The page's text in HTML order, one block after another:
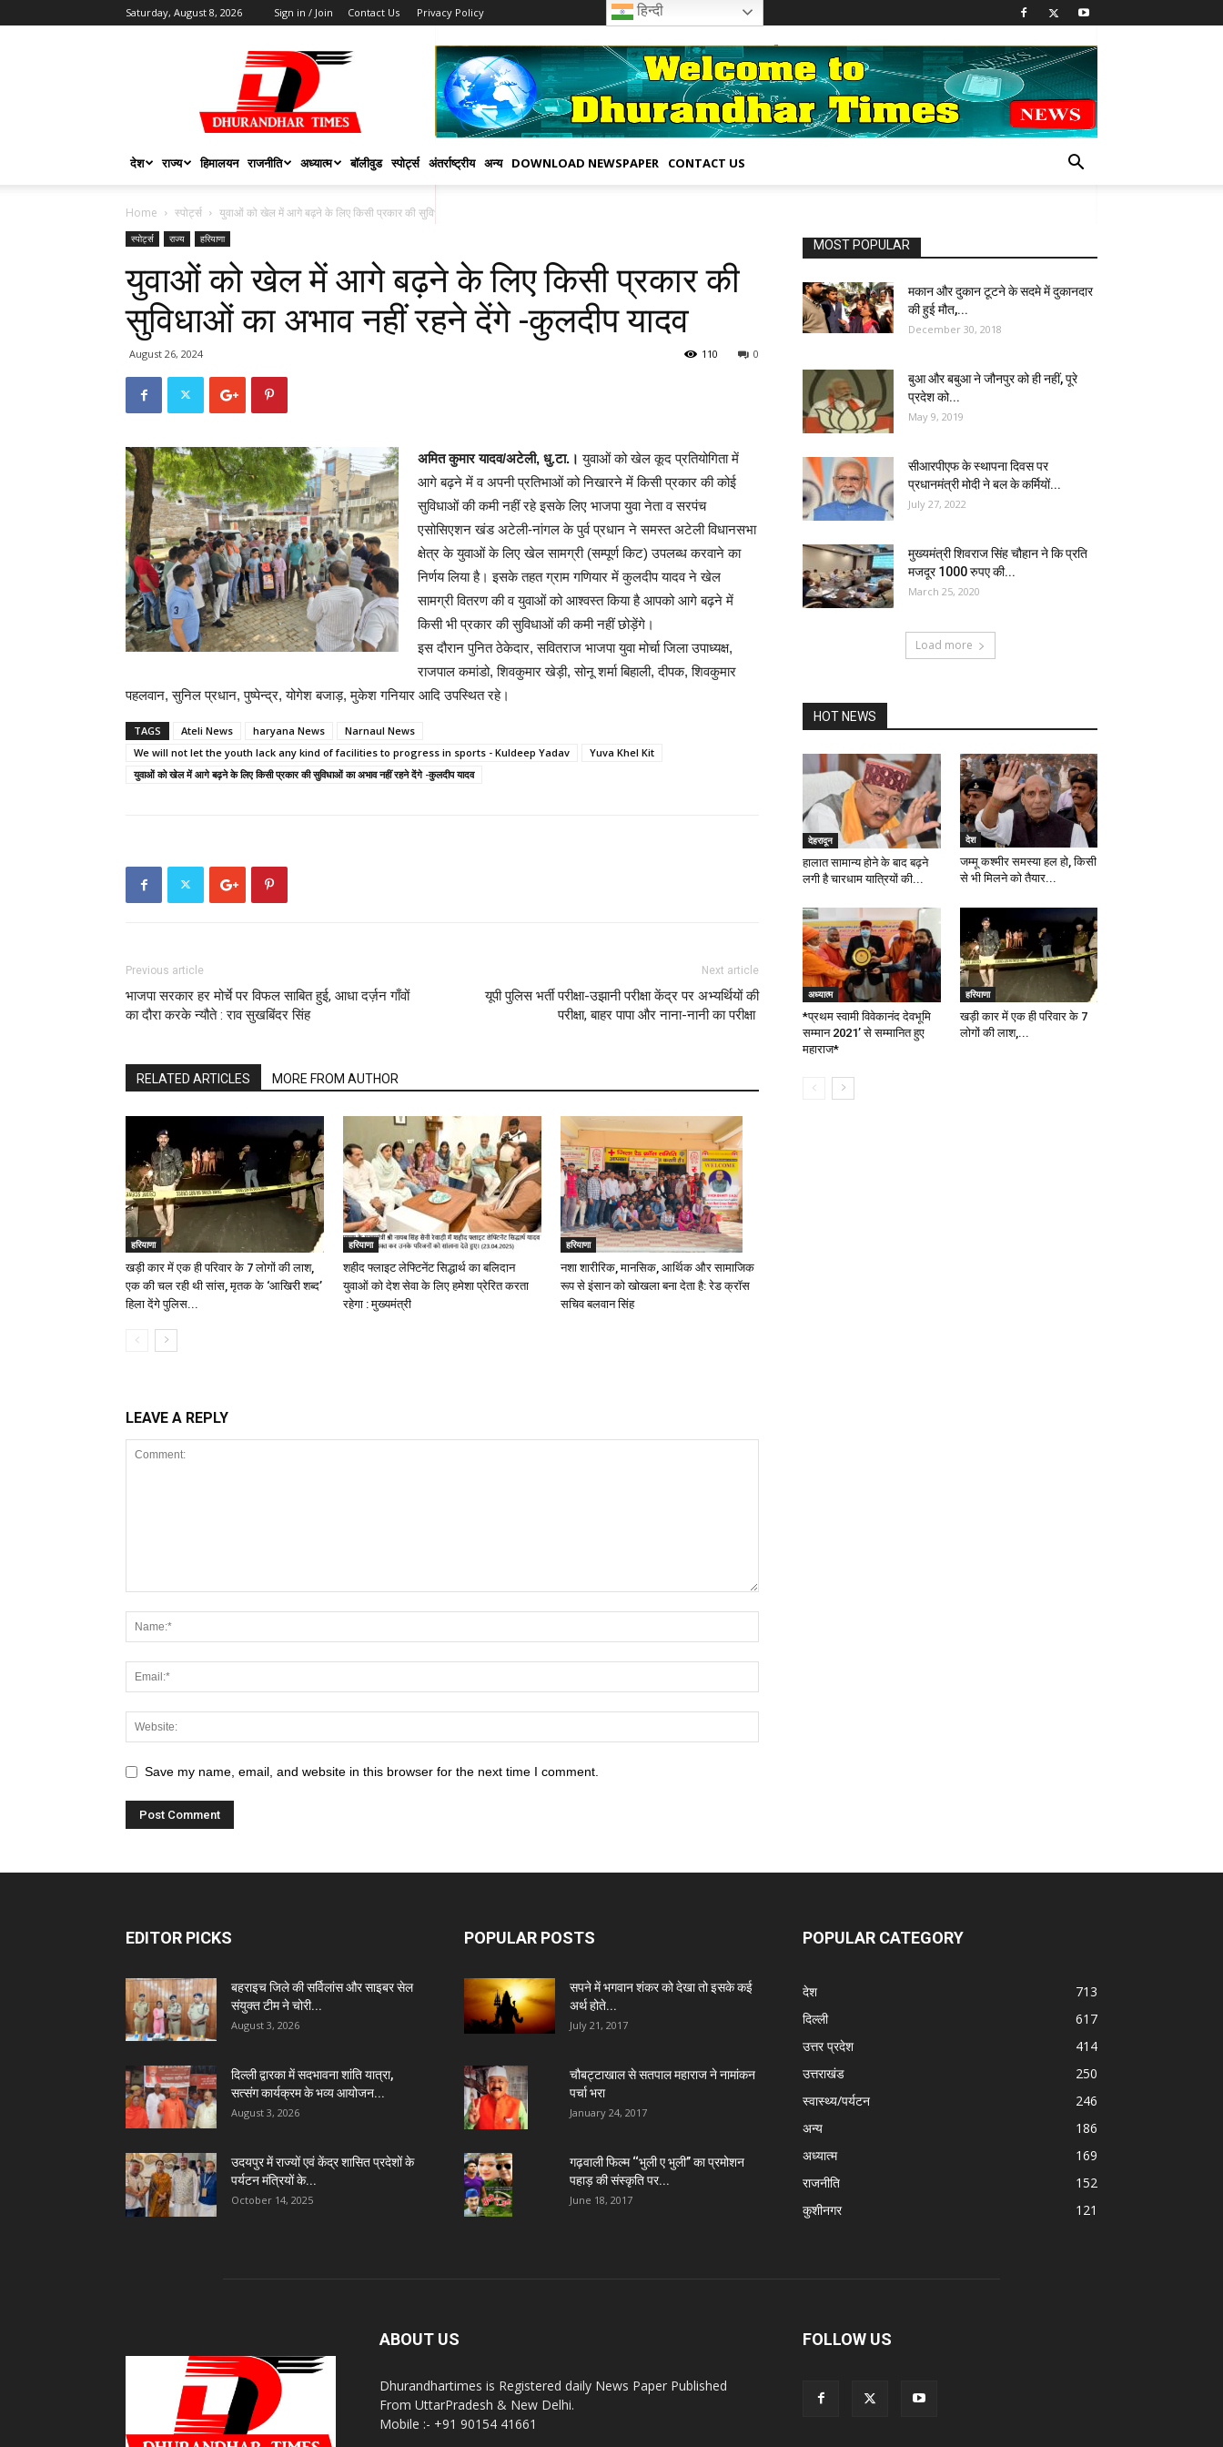
Saturday, August 8, 2026 Sign in / Join Contact Us Privacy Policy हिन्दी
DHURANDHAR
TIMES
देश राज्य हिमालयन राजनीति अध्यात्म बॉलीवुड स्पोर्ट्स अंतर्राष्ट्रीय अन्य DOWNLOAD NEWSPAPER CONTACT US
Home स्पोर्ट्स युवाओं को खेल में आगे बढ़ने के लिए किसी प्रकार की सुविधाओं...
स्पोर्ट्स राज्य हरियाणा
युवाओं को खेल में आगे बढ़ने के लिए किसी प्रकार की
सुविधाओं का अभाव नहीं रहने देंगे -कुलदीप यादव
August 26, 2024 0
110
अमित कुमार यादव/अटेली, धु.टा.। युवाओं को खेल कूद प्रतियोगिता में
आगे बढ़ने में व अपनी प्रतिभाओं को निखारने में किसी प्रकार की कोई
सुविधाओं की कमी नहीं रहे इसके लिए भाजपा युवा नेता व सरपंच
एसोसिएशन खंड अटेली-नांगल के पुर्व प्रधान ने समस्त अटेली विधानसभा
क्षेत्र के युवाओं के लिए खेल सामग्री (सम्पूर्ण किट) उपलब्ध करवाने का
निर्णय लिया है। इसके तहत ग्राम गणियार में कुलदीप यादव ने खेल
सामग्री वितरण की व युवाओं को आश्वस्त किया है आपको आगे बढ़ने में
किसी भी प्रकार की सुविधाओं की कमी नहीं छोड़ेंगे।
इस दौरान पुनित ठेकेदार, सवितराज भाजपा युवा मोर्चा जिला उपाध्यक्ष,
राजपाल कमांडो, शिवकुमार खेड़ी, सोनू शर्मा बिहाली, दीपक, शिवकुमार
पहलवान, सुनिल प्रधान, पुष्पेन्द्र, योगेश बजाड़, मुकेश गनियार आदि उपस्थित रहे।
TAGS Ateli News haryana News
Narnaul News
We will not let the youth lack any kind of facilities to progress in sports - Kuldeep Yadav
Yuva Khel Kit
युवाओं को खेल में आगे बढ़ने के लिए किसी प्रकार की सुविधाओं का अभाव नहीं रहने देंगे -कुलदीप यादव
Previous article
भाजपा सरकार हर मोर्चे पर विफल साबित हुई, आधा दर्ज़न गाँवों
का दौरा करके न्यौते : राव सुखबिंदर सिंह
Next article
यूपी पुलिस भर्ती परीक्षा-उझानी परीक्षा केंद्र पर अभ्यर्थियों की
परीक्षा, बाहर पापा और नाना-नानी का परीक्षा
RELATED ARTICLES MORE FROM AUTHOR
हरियाणा
खड़ी कार में एक ही परिवार के 7 लोगों की लाश,
एक की चल रही थी सांस, मृतक के ‘आखिरी शब्द’
हिला देंगे पुलिस...
हरियाणा
शहीद फ्लाइट लेफ्टिनेंट सिद्धार्थ का बलिदान
युवाओं को देश सेवा के लिए हमेशा प्रेरित करता
रहेगा : मुख्यमंत्री
हरियाणा
नशा शारीरिक, मानसिक, आर्थिक और सामाजिक
रूप से इंसान को खोखला बना देता है: रेड क्रॉस
सचिव बलवान सिंह
LEAVE A REPLY
Save my name, email, and website in this browser for the next time I comment.
MOST POPULAR
मकान और दुकान टूटने के सदमे में दुकानदार
की हुई मौत,...
December 30, 2018
बुआ और बबुआ ने जौनपुर को ही नहीं, पूरे
प्रदेश को...
May 9, 2019
सीआरपीएफ के स्थापना दिवस पर
प्रधानमंत्री मोदी ने बल के कर्मियों...
July 27, 2022
मुख्यमंत्री शिवराज सिंह चौहान ने कि प्रति
मजदूर 1000 रुपए की...
March 25, 2020
Load more
HOT NEWS
देहरादून
हालात सामान्य होने के बाद बढ़ने
लगी है चारधाम यात्रियों की...
देश
जम्मू कश्मीर समस्या हल हो, किसी
से भी मिलने को तैयार...
अध्यात्म
*प्रथम स्वामी विवेकानंद देवभूमि
सम्मान 2021’ से सम्मानित हुए
महाराज*
हरियाणा
खड़ी कार में एक ही परिवार के 7
लोगों की लाश,...
EDITOR PICKS
बहराइच जिले की सर्विलांस और साइबर सेल
संयुक्त टीम ने चोरी...
August 3, 2026
दिल्ली द्वारका में सदभावना शांति यात्रा,
सत्संग कार्यक्रम के भव्य आयोजन...
August 3, 2026
उदयपुर में राज्यों एवं केंद्र शासित प्रदेशों के
पर्यटन मंत्रियों के...
October 14, 2025
POPULAR POSTS
सपने में भगवान शंकर को देखा तो इसके कई
अर्थ होते...
July 21, 2017
चौबट्टाखाल से सतपाल महाराज ने नामांकन
पर्चा भरा
January 24, 2017
गढ़वाली फिल्म ‘‘भुली ए भुली’’ का प्रमोशन
पहाड़ की संस्कृति पर...
June 18, 2017
POPULAR CATEGORY
देश
713
दिल्ली
617
उत्तर प्रदेश
414
उत्तराखंड
250
स्वास्थ्य/पर्यटन
246
अन्य
186
अध्यात्म
169
राजनीति
152
कुशीनगर
121
ABOUT US
Dhurandhartimes is Registered daily News Paper Published
From UttarPradesh & New Delhi.
Mobile :- +91 90154 41661
FOLLOW US